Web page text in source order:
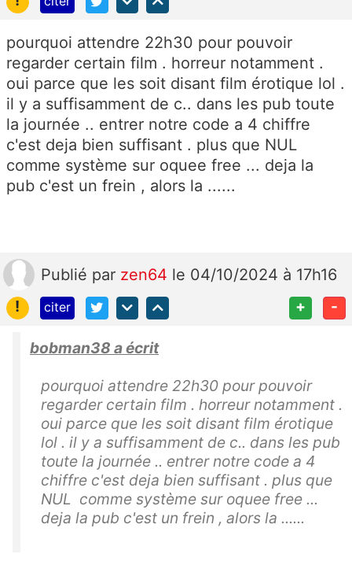
pourquoi attendre 22h30 pour pouvoir
regarder certain film . horreur notamment .
oui parce que les soit disant film érotique lol .
il y a suffisamment de c.. dans les pub toute
la journée .. entrer notre code a 4 chiffre
c'est deja bien suffisant . plus que NUL
comme système sur oquee free ... deja la
pub c'est un frein , alors la ......
Publié par zen64 le 04/10/2024 à 17h16
!
citer + -
bobman38 a écrit
pourquoi attendre 22h30 pour pouvoir
regarder certain film . horreur notamment .
oui parce que les soit disant film érotique
lol . il y a suffisamment de c.. dans les pub
toute la journée .. entrer notre code a 4
chiffre c'est deja bien suffisant . plus que
NUL comme système sur oquee free ...
deja la pub c'est un frein , alors la ......